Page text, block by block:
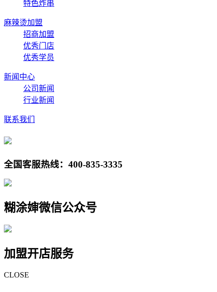
特色炸串
麻辣烫加盟
招商加盟
优秀门店
优秀学员
新闻中心
公司新闻
行业新闻
联系我们
全国客服热线： 400-835-3335
糊涂婶微信公众号
加盟开店服务
CLOSE